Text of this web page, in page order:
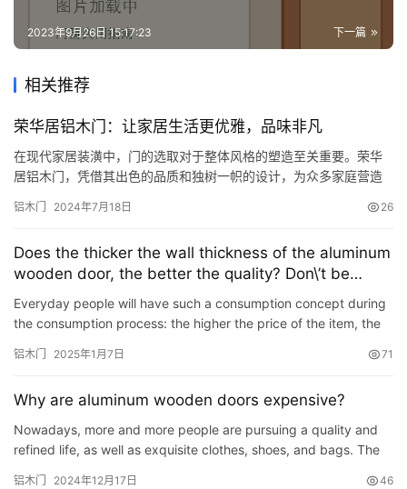
下一篇
2023年9月26日 15:17:23
相关推荐
荣华居铝木门：让家居生活更优雅，品味非凡
在现代家居装潢中，门的选取对于整体风格的塑造至关重要。荣华
居铝木门，凭借其出色的品质和独树一帜的设计，为众多家庭营造
品味非凡） 荣华居铝木门，以“品质与创新”为核心理念，在设计和
技，确保了产品的耐用性和实用性。同时，我们追求美观与功能的
完美结合…
铝木门 2024年7月18日 26
Does the thicker the wall thickness of the aluminum
wooden door, the better the quality? Don\’t be
misled!
Everyday people will have such a consumption concept during
the consumption process: the higher the price of the item, the
铝木门 2025年1月7日 71
Why are aluminum wooden doors expensive?
Nowadays, more and more people are pursuing a quality and
refined life, as well as exquisite clothes, shoes, and bags. The
铝木门 2024年12月17日 46